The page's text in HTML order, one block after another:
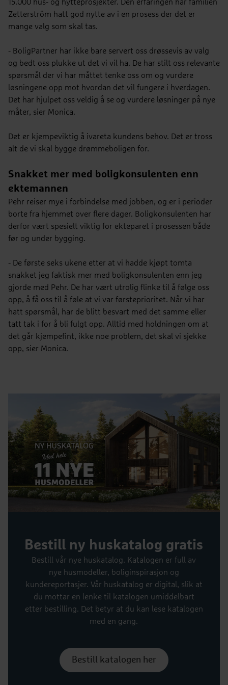
15.000 hus- og hytteprosjekter. Den erfaringen har familien
Zetterström hatt god nytte av i en prosess der det er
mange valg som skal tas.
- BoligPartner har ikke bare servert oss drøssevis av valg
og bedt oss plukke ut det vi vil ha. De har stilt oss relevante
spørsmål der vi har måttet tenke oss om og vurdere
løsningene opp mot hvordan det vil fungere i hverdagen.
Det har hjulpet oss veldig å se og vurdere løsninger på nye
måter, sier Monica.
Det er kjempeviktig å ivareta kundens behov. Det er tross
alt de vi skal bygge drømmeboligen for.
Snakket mer med boligkonsulenten enn
ektemannen
Pehr reiser mye i forbindelse med jobben, og er i perioder
borte fra hjemmet over flere dager. Boligkonsulenten har
derfor vært spesielt viktig for ekteparet i prosessen både
før og under bygging.
- De første seks ukene etter at vi hadde kjøpt tomta
snakket jeg faktisk mer med boligkonsulenten enn jeg
gjorde med Pehr. De har vært utrolig flinke til å følge oss
opp, å få oss til å føle at vi var førsteprioritet. Når vi har
hatt spørsmål, har de blitt besvart med det samme eller
tatt tak i for å bli fulgt opp. Alltid med holdningen om at
det går kjempefint, ikke noe problem, det skal vi sjekke
opp, sier Monica.
Bestill ny huskatalog gratis
Bestill vår nye huskatalog. Katalogen er full av
nye husmodeller, boliginspirasjon og
kundereportasjer. Vår huskatalog er digital, slik at
du mottar en lenke til katalogen umiddelbart
etter bestilling. Det betyr at du kan lese katalogen
med en gang.
Bestill katalogen her